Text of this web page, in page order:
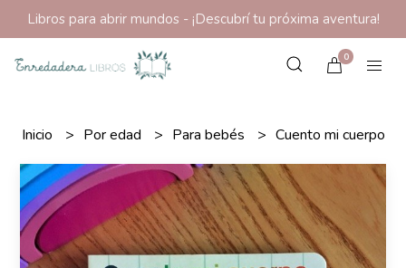
Libros para abrir mundos - ¡Descubrí tu próxima aventura!
0
Inicio Por edad Para bebés Cuento mi cuerpo